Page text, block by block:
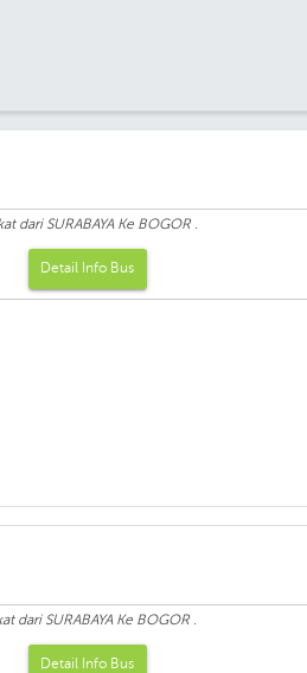
dari SURABAYA Ke BOGOR .
Detail Info Bus
dari SURABAYA Ke BOGOR .
Detail Info Bus